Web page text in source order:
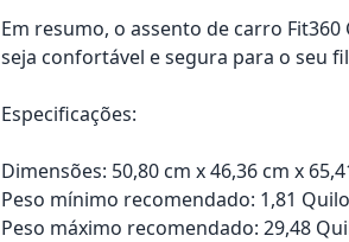
Em resumo, o assento de carro
seja confortável e segura para o seu
Especificações:
Dimensões: 50,80 cm x 46,36 cm x
Peso mínimo recomendado: 1,81
Peso máximo recomendado: 29,48